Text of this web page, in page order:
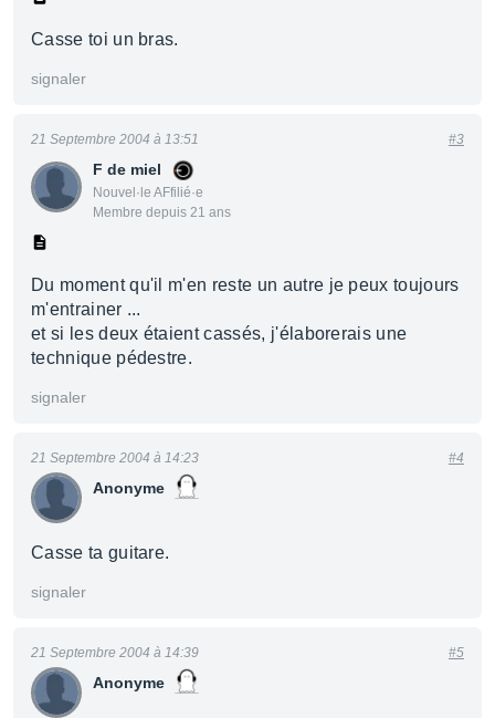
Casse toi un bras.
signaler
F de miel
Nouvel·le AFfilié·e
Membre depuis 21 ans
21 Septembre 2004 à 13:51 #3
Du moment qu'il m'en reste un autre je peux toujours
m'entrainer ...
et si les deux étaient cassés, j'élaborerais une
technique pédestre.
signaler
Anonyme
21 Septembre 2004 à 14:23 #4
Casse ta guitare.
signaler
Anonyme
21 Septembre 2004 à 14:39 #5